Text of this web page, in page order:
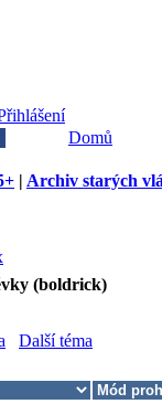
Domů
| Archiv starých
(boldrick)
Další téma